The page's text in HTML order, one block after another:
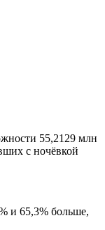
55,2129 млн
с ночёвкой
и 65,3% больше,